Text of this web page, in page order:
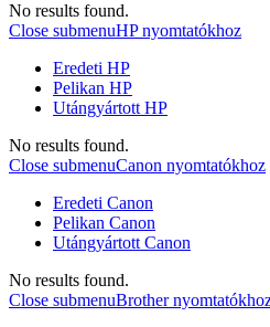
No results found.
Close submenuHP nyomtatókhoz
Eredeti HP
Pelikan HP
Utángyártott HP
No results found.
Close submenuCanon nyomtatókhoz
Eredeti Canon
Pelikan Canon
Utángyártott Canon
No results found.
Close submenuBrother